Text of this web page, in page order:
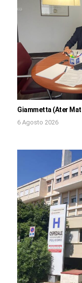
Giammetta (Ater
6 Agosto 2026